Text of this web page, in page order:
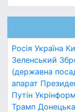
Росія Україна
Зеленський
(державна
апарат
Путін Укрінформ
Трамп